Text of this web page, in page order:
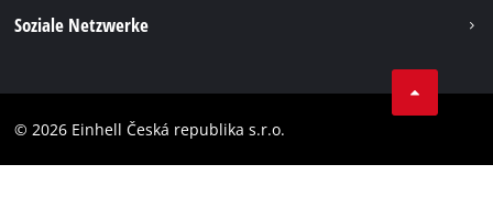
Barrierefreiheits-Erklärung
Soziale Netzwerke
Instagram
© 2026 Einhell Česká republika s.r.o.